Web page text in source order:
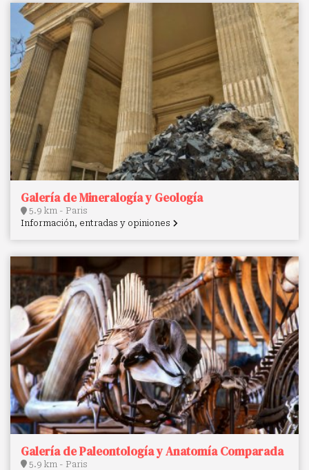
Galería de Mineralogía y Geología
5.9 km - Paris
Información, entradas y opiniones
Galería de Paleontología y Anatomía Comparada
5.9 km - Paris